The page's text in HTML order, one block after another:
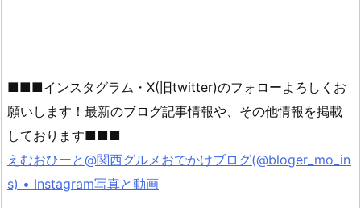
■■■インスタグラム・X(旧twitter)のフォローよろしくお
願いします！最新のブログ記事情報や、その他情報を掲載
しております■■■
えむおひーと@関西グルメおでかけブログ(@bloger_mo_in
s) • Instagram写真と動画